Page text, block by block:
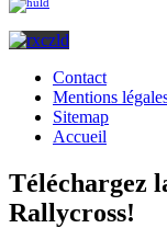
Contact
Mentions
Sitemap
Accueil
Téléchargez
Rallycross!